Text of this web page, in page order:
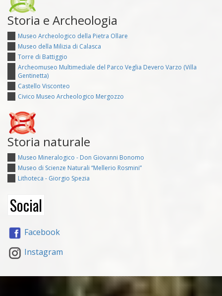
Storia e Archeologia
Museo Archeologico della Pietra Ollare
Museo della Milizia di Calasca
Torre di Battiggio
Archeomuseo Multimediale del Parco Veglia Devero Varzo (Villa
Gentinetta)
Castello Visconteo
Civico Museo Archeologico Mergozzo
Storia naturale
Museo Mineralogico - Don Giovanni Bonomo
Museo di Scienze Naturali “Mellerio Rosmini”
Lithoteca - Giorgio Spezia
Social
Facebook
Instagram